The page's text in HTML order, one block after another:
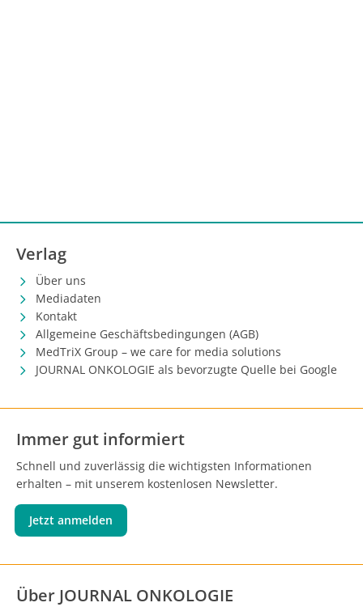
Verlag
Über uns
Mediadaten
Kontakt
Allgemeine Geschäftsbedingungen (AGB)
MedTriX Group – we care for media solutions
JOURNAL ONKOLOGIE als bevorzugte Quelle bei Google
Immer gut informiert
Schnell und zuverlässig die wichtigsten Informationen
erhalten – mit unserem kostenlosen Newsletter.
Jetzt anmelden
Über JOURNAL ONKOLOGIE